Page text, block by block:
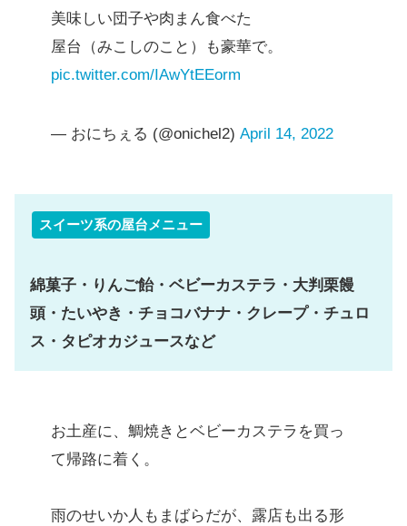
美味しい団子や肉まん食べた
屋台（みこしのこと）も豪華で。
pic.twitter.com/IAwYtEEorm
— おにちぇる (@onichel2) April 14, 2022
スイーツ系の屋台メニュー
綿菓子・りんご飴・ベビーカステラ・大判栗饅
頭・たいやき・チョコバナナ・クレープ・チュロ
ス・タピオカジュースなど
お土産に、鯛焼きとベビーカステラを買っ
て帰路に着く。
雨のせいか人もまばらだが、露店も出る形